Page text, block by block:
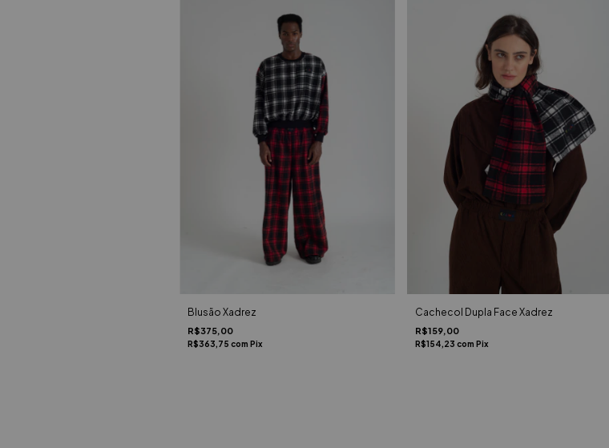
Blusão Xadrez
R$375,00
R$363,75 com Pix
Cachecol Dupla Face Xadrez
R$159,00
R$154,23 com Pix